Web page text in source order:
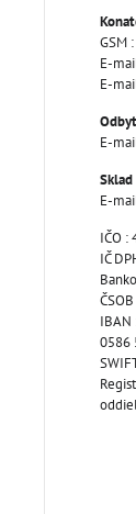
GSM
E-
E-
E-
Sklad
E-
IČO :
IČ
IBAN
0586